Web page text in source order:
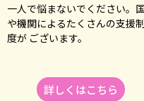
⼀⼈で悩まないでください。
や機関によるたくさんの⽀援制
度が ございます。
詳しくはこちら